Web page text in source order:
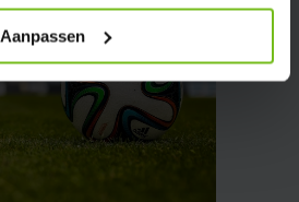
Aanpassen